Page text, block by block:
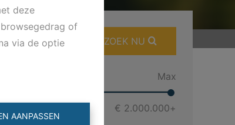
deze
of
via de optie
AANPASSEN
ZOEK NU
Max
€ 2.000.000+